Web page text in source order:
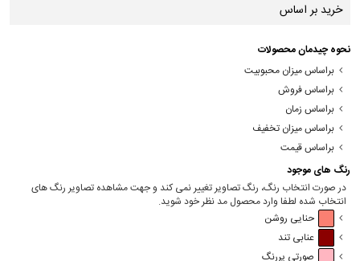
خرید بر اساس
نحوه چیدمان محصولات
براساس میزان محبوبیت
براساس فروش
براساس زمان
براساس میزان تخفیف
براساس قیمت
رنگ های موجود
در صورت انتخاب رنگ، رنگ تصاویر تغییر نمی کند و جهت مشاهده تصاویر رنگ های
انتخاب شده لطفا وارد محصول مد نظر خود شوید.
حنایی روشن
عنابی تند
صورتی پررنگ